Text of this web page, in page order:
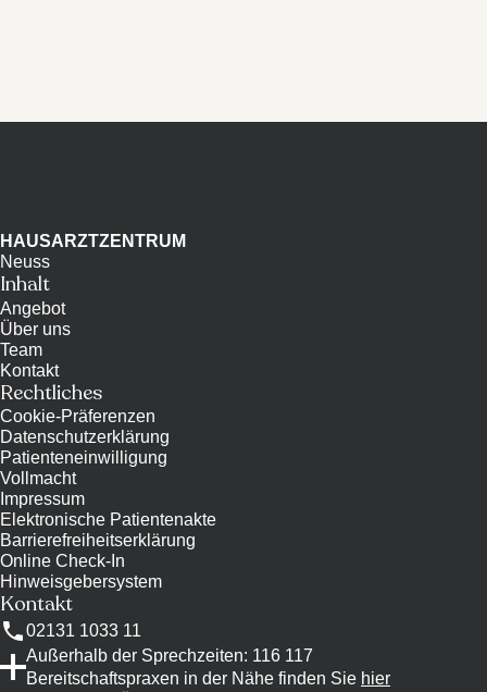
HAUSARZTZENTRUM
Neuss
Inhalt
Angebot
Über uns
Team
Kontakt
Rechtliches
Cookie-Präferenzen
Datenschutzerklärung
Patienteneinwilligung
Vollmacht
Impressum
Elektronische Patientenakte
Barrierefreiheitserklärung
Online Check-In
Hinweisgebersystem
Kontakt
02131 1033 11
Außerhalb der Sprechzeiten: 116 117
Bereitschaftspraxen in der Nähe finden Sie hier